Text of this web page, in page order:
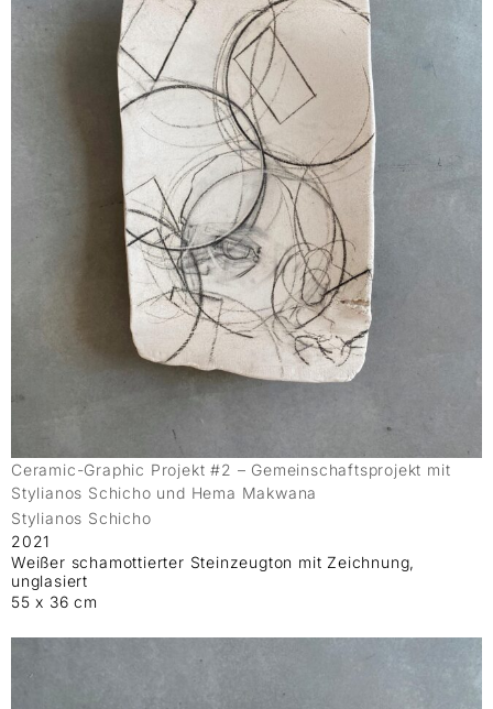
Ceramic-Graphic Projekt #2 – Gemeinschaftsprojekt mit
Stylianos Schicho und Hema Makwana
Stylianos Schicho
2021
Weißer schamottierter Steinzeugton mit Zeichnung,
unglasiert
55 x 36 cm